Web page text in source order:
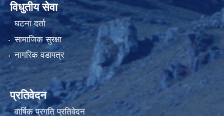
विधुतीय सेवा
घटना दर्ता
सामाजिक सुरक्षा
नागरिक वडापत्र
प्रतिवेदन
वार्षिक प्रगति प्रतिवेदन